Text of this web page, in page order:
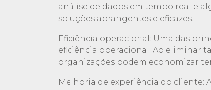
análise de dados em tempo real e
soluções abrangentes e eficazes.
Eficiência operacional: Uma das
eficiência operacional. Ao eliminar
organizações podem economizar
Melhoria de experiência do cliente: